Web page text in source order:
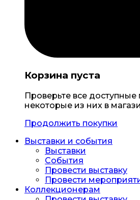
Корзина пуста
Проверьте все доступные
некоторые из них в
Продолжить покупки
Выставки и события
Выставки
События
Провести выставку
Провести
Коллекционерам